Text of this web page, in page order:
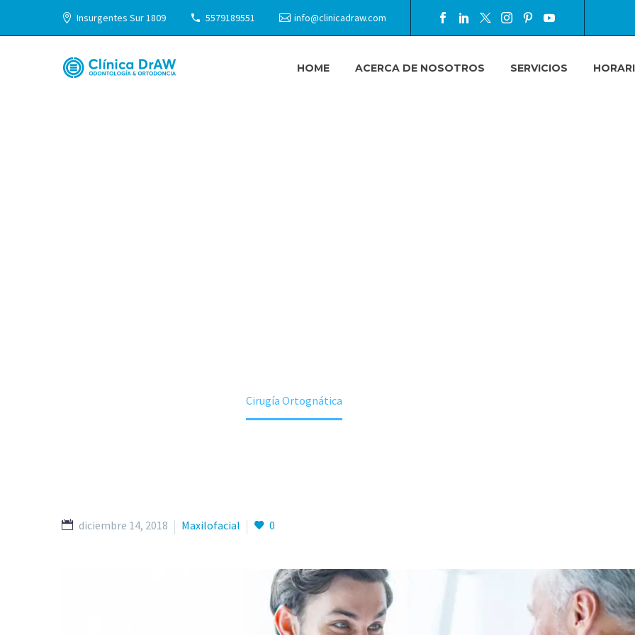
Insurgentes Sur 1809 5579189551 info@clinicadraw.com
HOME ACERCA DE NOSOTROS SERVICIOS
Cirugía Ortognática
diciembre 14, 2018 Maxilofacial 0